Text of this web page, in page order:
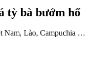
tỳ bà bướm hổ
Nam, Lào, Campuchia …